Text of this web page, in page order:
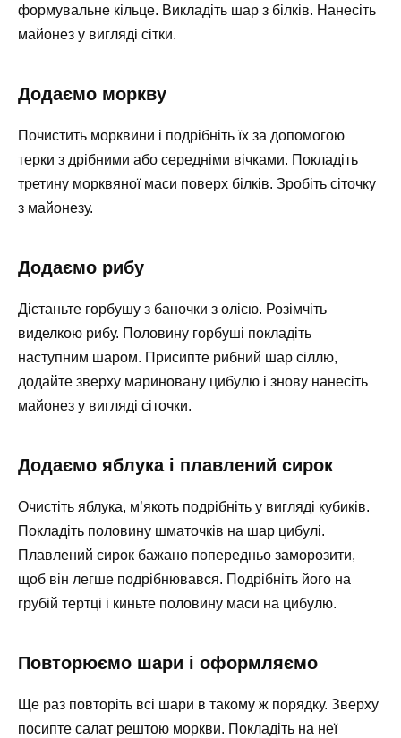
формувальне кільце. Викладіть шар з білків. Нанесіть
майонез у вигляді сітки.
Додаємо моркву
Почистить морквини і подрібніть їх за допомогою
терки з дрібними або середніми вічками. Покладіть
третину морквяної маси поверх білків. Зробіть сіточку
з майонезу.
Додаємо рибу
Дістаньте горбушу з баночки з олією. Розімчіть
виделкою рибу. Половину горбуші покладіть
наступним шаром. Присипте рибний шар сіллю,
додайте зверху мариновану цибулю і знову нанесіть
майонез у вигляді сіточки.
Додаємо яблука і плавлений сирок
Очистіть яблука, м’якоть подрібніть у вигляді кубиків.
Покладіть половину шматочків на шар цибулі.
Плавлений сирок бажано попередньо заморозити,
щоб він легше подрібнювався. Подрібніть його на
грубій тертці і киньте половину маси на цибулю.
Повторюємо шари і оформляємо
Ще раз повторіть всі шари в такому ж порядку. Зверху
посипте салат рештою моркви. Покладіть на неї